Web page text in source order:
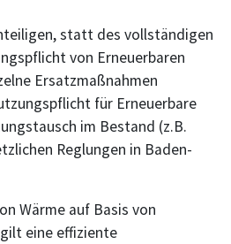
statt des vollständigen
von Erneuerbaren
Ersatzmaßnahmen
für Erneuerbare
im Bestand (z.B.
Reglungen in Baden-
Wärme auf Basis von
eine effiziente